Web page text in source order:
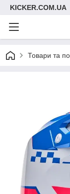
KICKER.COM.UA
Товари та